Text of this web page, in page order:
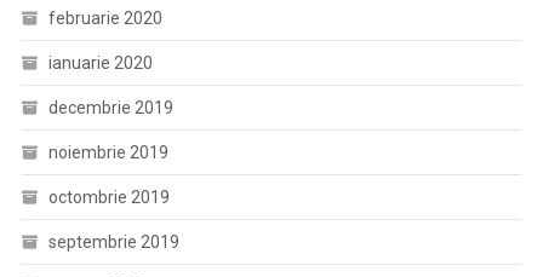
februarie 2020
ianuarie 2020
decembrie 2019
noiembrie 2019
octombrie 2019
septembrie 2019